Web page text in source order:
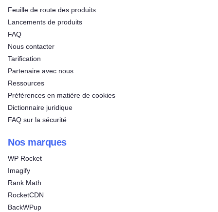
Feuille de route des produits
Lancements de produits
FAQ
Nous contacter
Tarification
Partenaire avec nous
Ressources
Préférences en matière de cookies
Dictionnaire juridique
FAQ sur la sécurité
Nos marques
WP Rocket
Imagify
Rank Math
RocketCDN
BackWPup